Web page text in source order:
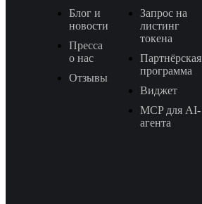
Блог и
новости
Пресса
о нас
Отзывы
Запрос на
листинг
токена
Партнёрская
программа
Виджет
MCP для AI-
агента